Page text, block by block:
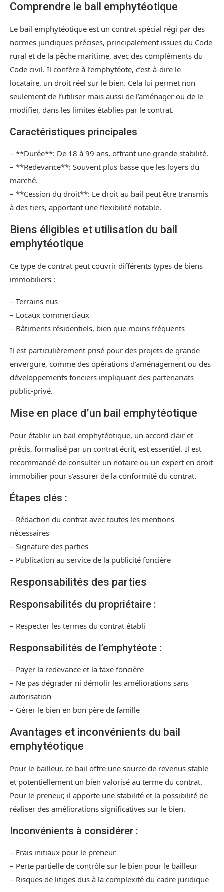
Comprendre le bail emphytéotique
Le bail emphytéotique est un contrat spécial régi par des
normes juridiques précises, principalement issues du Code
rural et de la pêche maritime, avec des compléments du
Code civil. Il confère à l’emphytéote, c’est-à-dire le
locataire, un droit réel sur le bien. Cela lui permet non
seulement de l’utiliser mais aussi de l’aménager ou de le
modifier, dans les limites établies par le contrat.
Caractéristiques principales
– **Durée**: De 18 à 99 ans, offrant une grande stabilité.
– **Redevance**: Souvent plus basse que les loyers du
marché.
– **Cession du droit**: Le droit au bail peut être transmis
à des tiers, apportant une flexibilité notable.
Biens éligibles et utilisation du bail
emphytéotique
Ce type de contrat peut couvrir différents types de biens
immobiliers :
– Terrains nus
– Locaux commerciaux
– Bâtiments résidentiels, bien que moins fréquents
Il est particulièrement prisé pour des projets de grande
envergure, comme des opérations d’aménagement ou des
développements fonciers impliquant des partenariats
public-privé.
Mise en place d’un bail emphytéotique
Pour établir un bail emphytéotique, un accord clair et
précis, formalisé par un contrat écrit, est essentiel. Il est
recommandé de consulter un notaire ou un expert en droit
immobilier pour s’assurer de la conformité du contrat.
Étapes clés :
– Rédaction du contrat avec toutes les mentions
nécessaires
– Signature des parties
– Publication au service de la publicité foncière
Responsabilités des parties
Responsabilités du propriétaire :
– Respecter les termes du contrat établi
Responsabilités de l’emphytéote :
– Payer la redevance et la taxe foncière
– Ne pas dégrader ni démolir les améliorations sans
autorisation
– Gérer le bien en bon père de famille
Avantages et inconvénients du bail
emphytéotique
Pour le bailleur, ce bail offre une source de revenus stable
et potentiellement un bien valorisé au terme du contrat.
Pour le preneur, il apporte une stabilité et la possibilité de
réaliser des améliorations significatives sur le bien.
Inconvénients à considérer :
– Frais initiaux pour le preneur
– Perte partielle de contrôle sur le bien pour le bailleur
– Risques de litiges dus à la complexité du cadre juridique